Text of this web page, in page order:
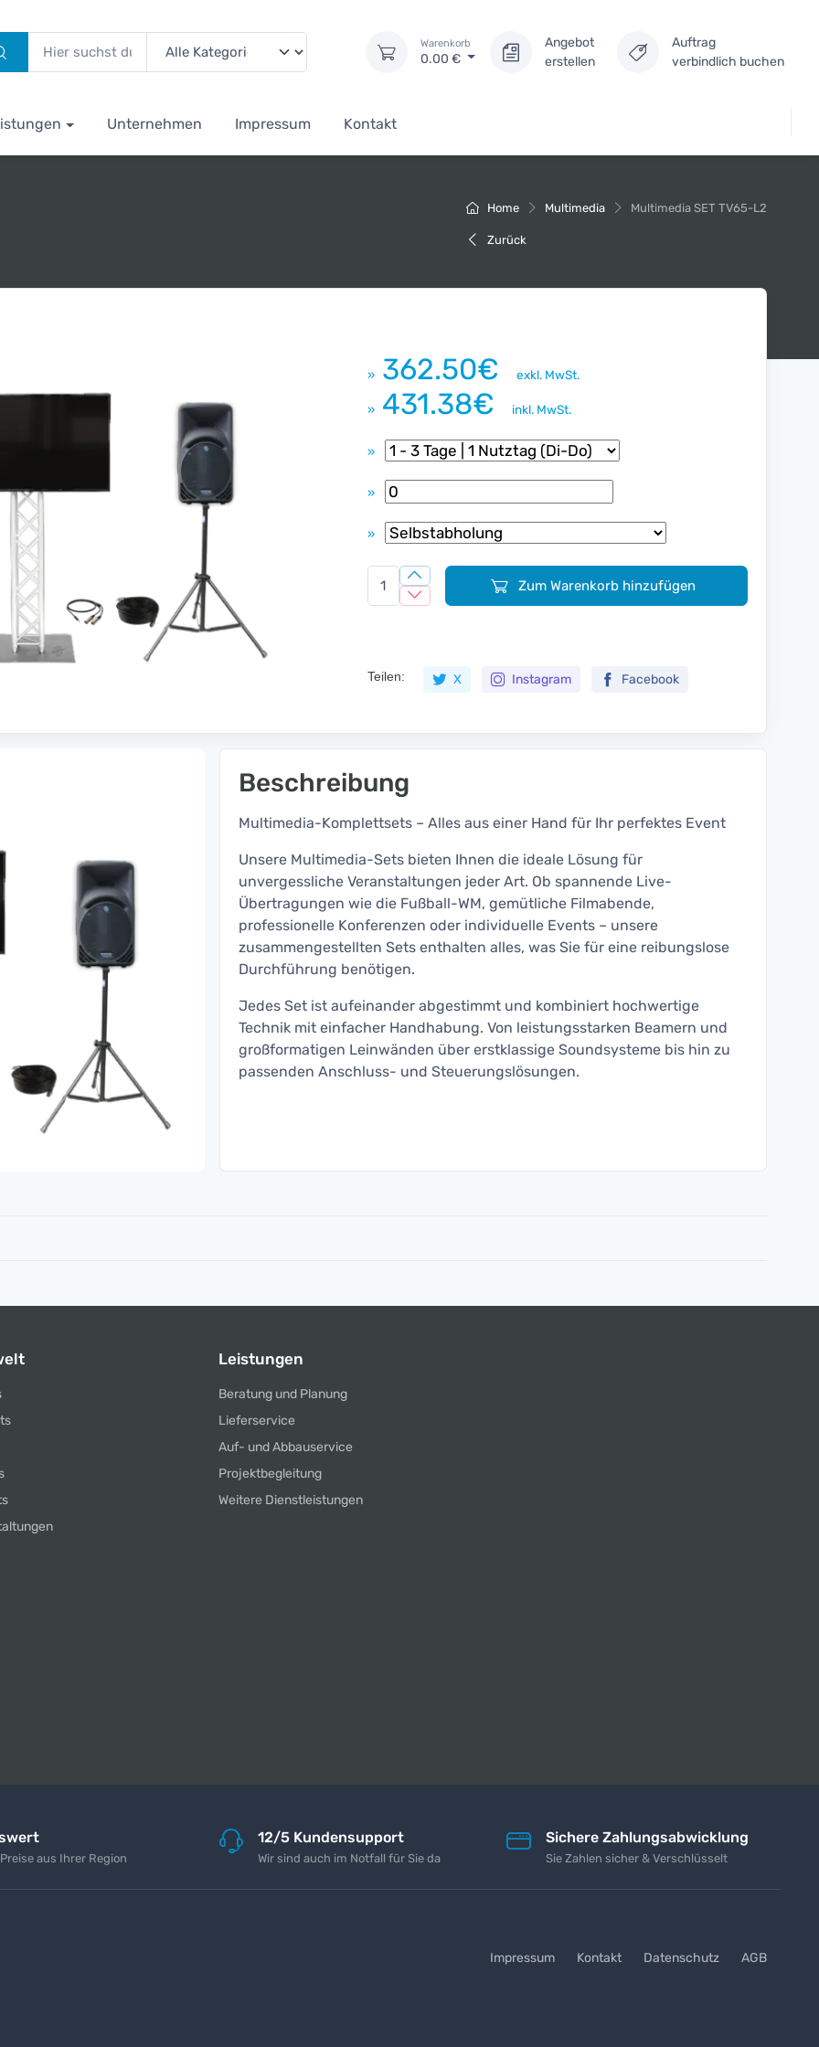
Warenkorb
0.00 €
Angebot
erstellen
Auftrag
verbindlich buchen
Unternehmen Impressum Kontakt
Home Multimedia Multimedia SET TV65-L2
Zurück
» 362.50€ exkl. MwSt.
» 431.38€ inkl. MwSt.
»
»
»
Zum Warenkorb hinzufügen
Teilen: X Instagram Facebook
Beschreibung
Multimedia-Komplettsets – Alles aus einer Hand für Ihr perfektes Event
Unsere Multimedia-Sets bieten Ihnen die ideale Lösung für
unvergessliche Veranstaltungen jeder Art. Ob spannende Live-
Übertragungen wie die Fußball-WM, gemütliche Filmabende,
professionelle Konferenzen oder individuelle Events – unsere
zusammengestellten Sets enthalten alles, was Sie für eine reibungslose
Durchführung benötigen.
Jedes Set ist aufeinander abgestimmt und kombiniert hochwertige
Technik mit einfacher Handhabung. Von leistungsstarken Beamern und
großformatigen Leinwänden über erstklassige Soundsysteme bis hin zu
passenden Anschluss- und Steuerungslösungen.
Leistungen
Beratung und Planung
Lieferservice
Auf- und Abbauservice
Projektbegleitung
Weitere Dienstleistungen
aus Ihrer Region
12/5 Kundensupport
Wir sind auch im Notfall für Sie da
Sichere Zahlungsabwicklung
Sie Zahlen sicher & Verschlüsselt
Impressum Kontakt Datenschutz AGB